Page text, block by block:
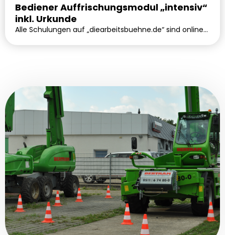
Bediener Auffrischungsmodul „intensiv“
inkl. Urkunde
Alle Schulungen auf „diearbeitsbuehne.de“ sind online-